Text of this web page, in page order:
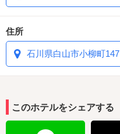
住所
石川県白山市小柳町147
このホテルをシェアする